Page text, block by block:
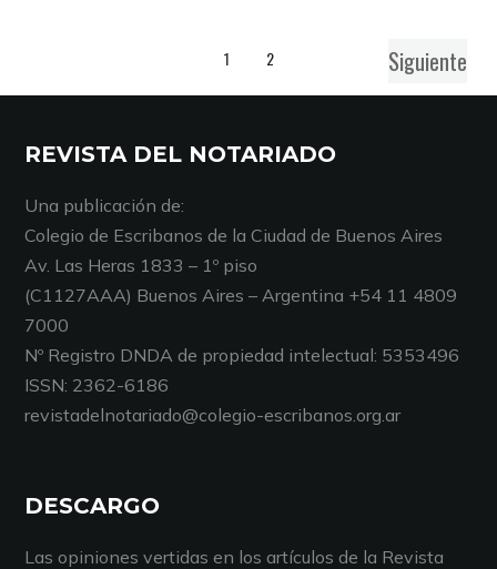
1 2 Siguiente
REVISTA DEL NOTARIADO
Una publicación de:
Colegio de Escribanos de la Ciudad de Buenos Aires
Av. Las Heras 1833 – 1º piso
(C1127AAA) Buenos Aires – Argentina +54 11 4809
7000
Nº Registro DNDA de propiedad intelectual: 5353496
ISSN: 2362-6186
revistadelnotariado@colegio-escribanos.org.ar
DESCARGO
Las opiniones vertidas en los artículos de la Revista